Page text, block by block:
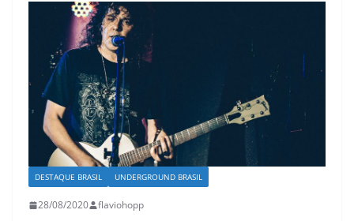
DESTAQUE BRASIL UNDERGROUND BRASIL
28/08/2020 flaviohopp